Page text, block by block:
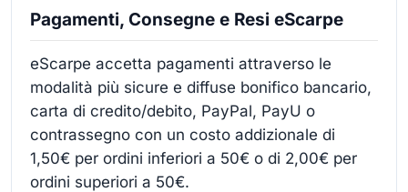
Pagamenti, Consegne e Resi eScarpe
eScarpe accetta pagamenti attraverso le
modalità più sicure e diffuse bonifico bancario,
carta di credito/debito, PayPal, PayU o
contrassegno con un costo addizionale di
1,50€ per ordini inferiori a 50€ o di 2,00€ per
ordini superiori a 50€.